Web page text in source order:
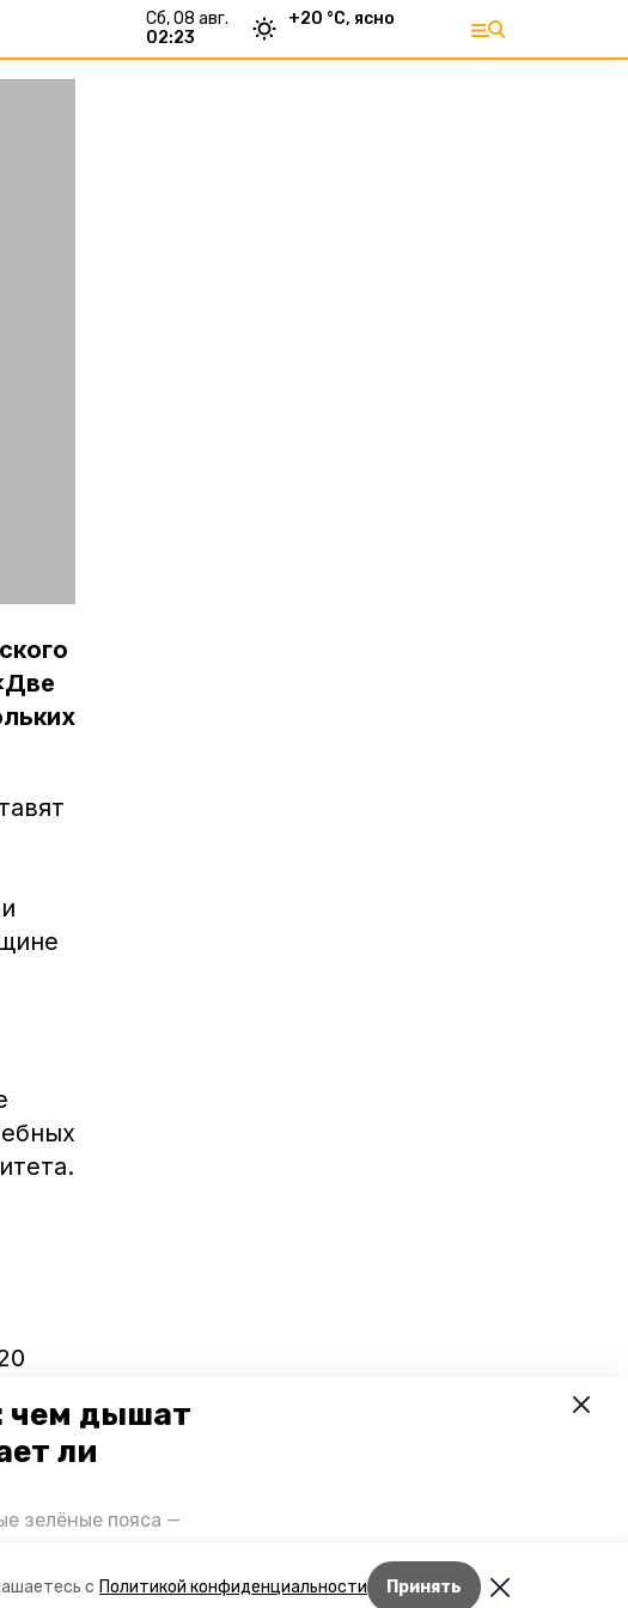
с Политикой конфиденциальности Принять
чем дышат
ли
зелёные пояса —
газов на
«Победы26».
сб, 08 авг.
02:23
+20 °С, ясно
Лента новостей